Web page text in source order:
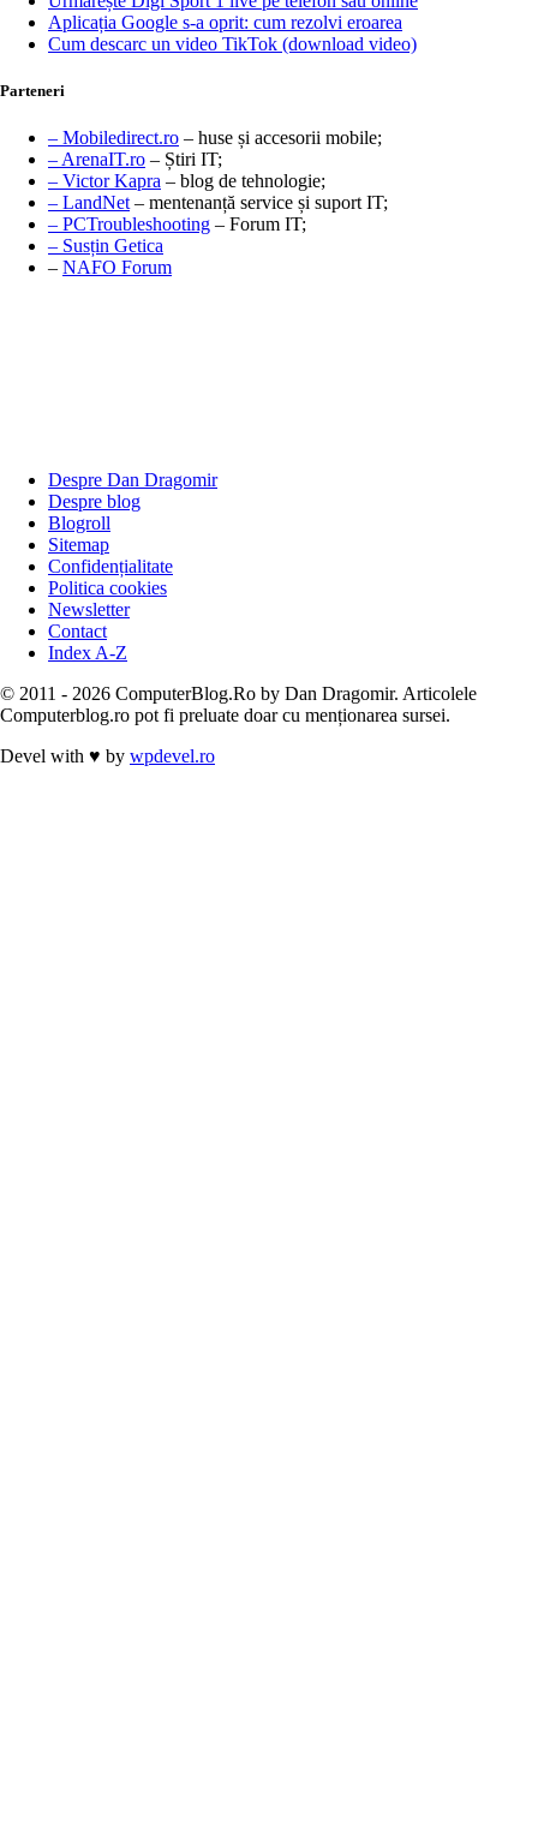
Aplicația Google s-a oprit: cum rezolvi eroarea
Cum descarc un video TikTok (download video)
Parteneri
– Mobiledirect.ro – huse și accesorii mobile;
– ArenaIT.ro – Știri IT;
– Victor Kapra – blog de tehnologie;
– LandNet– mentenanță service și suport IT;
– PCTroubleshooting – Forum IT;
– Susțin Getica
– NAFO Forum
Despre Dan Dragomir
Despre blog
Blogroll
Sitemap
Confidențialitate
Politica cookies
Newsletter
Contact
Index A-Z
© 2011 - 2026 ComputerBlog.Ro by Dan Dragomir. Articolele
Computerblog.ro pot fi preluate doar cu menționarea sursei.
Devel with ♥ by wpdevel.ro